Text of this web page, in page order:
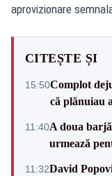
aprovizionare
CITEȘTE ȘI
15:50Complot
că plănuiau
11:40A doua
urmează
11:32David